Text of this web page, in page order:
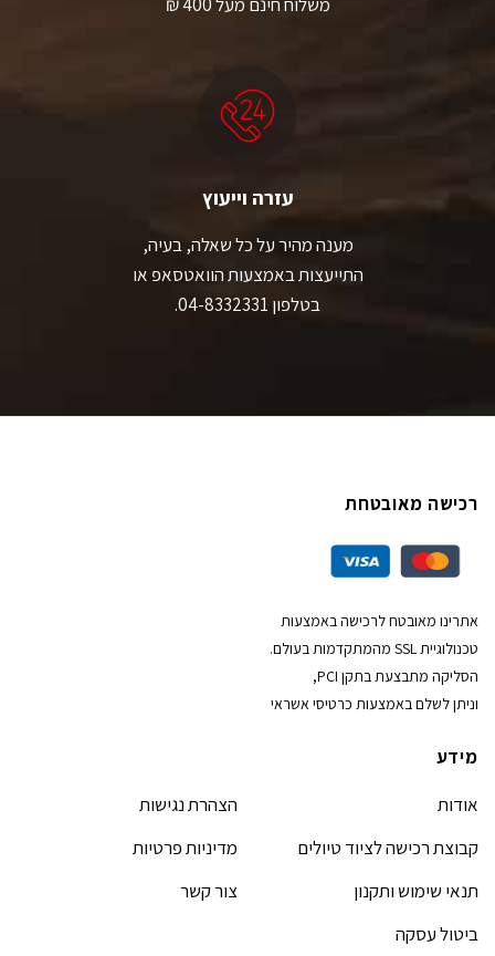
עזרה וייעוץ
מענה מהיר על כל שאלה, בעיה,
התייעצות באמצעות הוואטסאפ או
בטלפון 04-8332331.
רכישה מאובטחת
אתרינו מאובטח לרכישה באמצעות
טכנולוגיית SSL מהמתקדמות בעולם.
הסליקה מתבצעת בתקן PCI,
וניתן לשלם באמצעות כרטיסי אשראי
מידע
אודות
קבוצת רכישה לציוד טיולים
תנאי שימוש ותקנון
ביטול עסקה
הצהרת נגישות
מדיניות פרטיות
צור קשר